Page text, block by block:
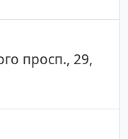
просп., 29,